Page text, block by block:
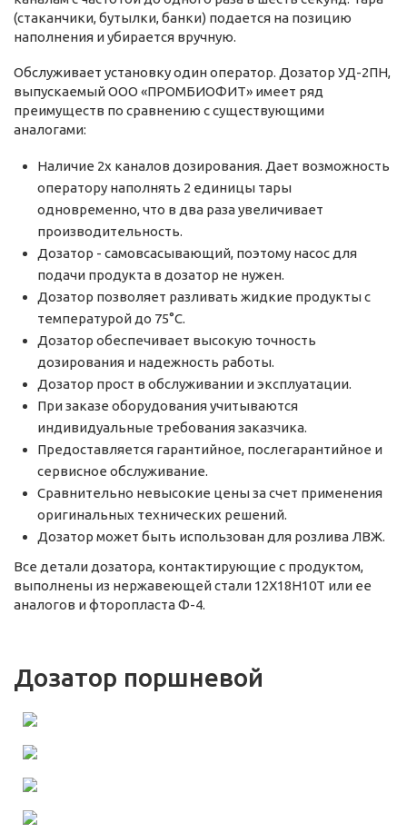
(стаканчики, бутылки, банки) подается на позицию
наполнения и убирается вручную.
Обслуживает установку один оператор. Дозатор УД-2ПН,
выпускаемый ООО «ПРОМБИОФИТ» имеет ряд
преимуществ по сравнению с существующими
аналогами:
Наличие 2х каналов дозирования. Дает возможность
оператору наполнять 2 единицы тары
одновременно, что в два раза увеличивает
производительность.
Дозатор - самовсасывающий, поэтому насос для
подачи продукта в дозатор не нужен.
Дозатор позволяет разливать жидкие продукты с
температурой до 75°C.
Дозатор обеспечивает высокую точность
дозирования и надежность работы.
Дозатор прост в обслуживании и эксплуатации.
При заказе оборудования учитываются
индивидуальные требования заказчика.
Предоставляется гарантийное, послегарантийное и
сервисное обслуживание.
Сравнительно невысокие цены за счет применения
оригинальных технических решений.
Дозатор может быть использован для розлива ЛВЖ.
Все детали дозатора, контактирующие с продуктом,
выполнены из нержавеющей стали 12Х18Н10Т или ее
аналогов и фторопласта Ф-4.
Дозатор поршневой